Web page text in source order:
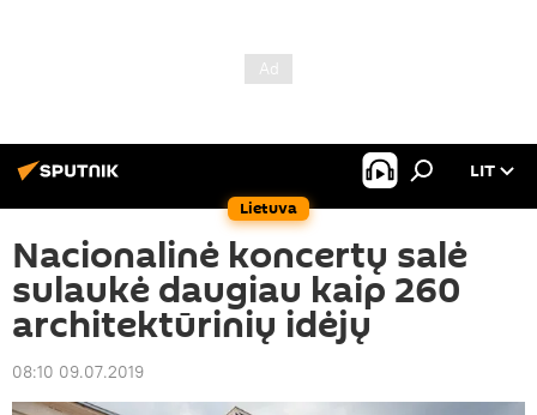
Lietuva
LIT
Nacionalinė koncertų salė
sulaukė daugiau kaip 260
architektūrinių idėjų
08:10 09.07.2019